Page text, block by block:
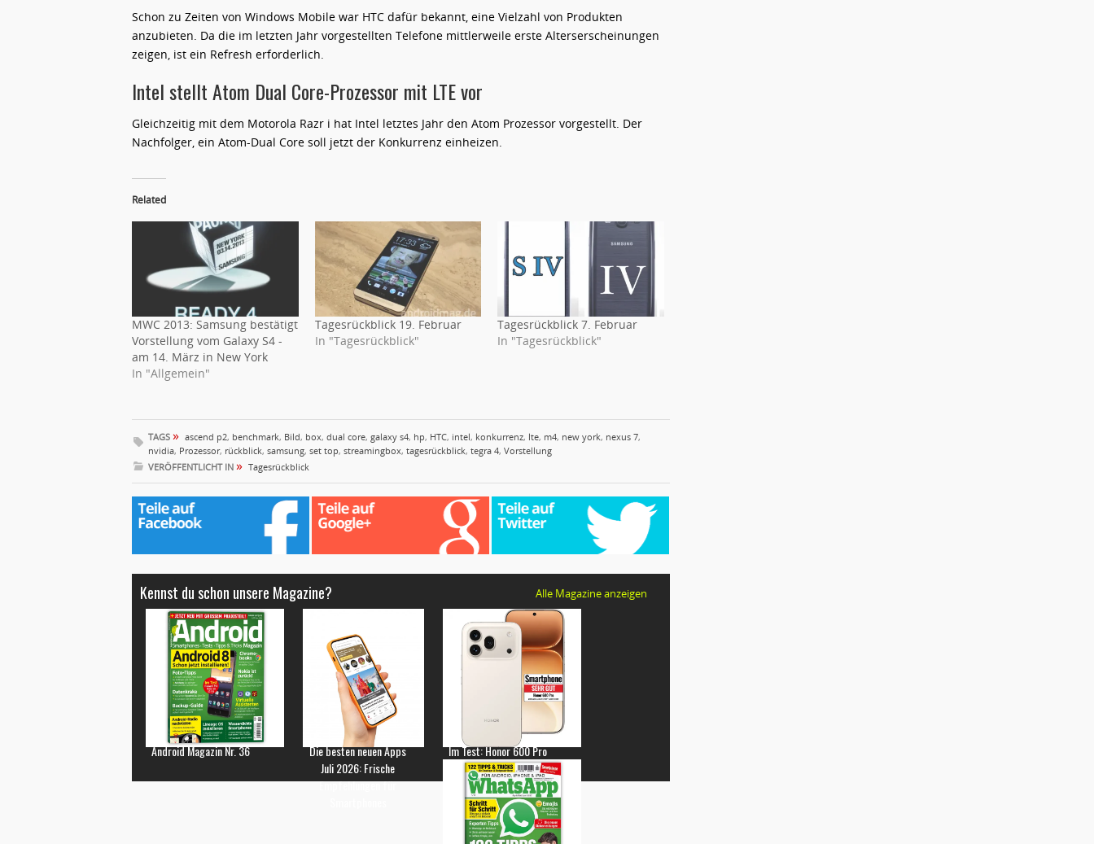
Schon zu Zeiten von Windows Mobile war HTC dafür bekannt, eine Vielzahl von Produkten
anzubieten. Da die im letzten Jahr vorgestellten Telefone mittlerweile erste Alterserscheinungen
zeigen, ist ein Refresh erforderlich.
Intel stellt Atom Dual Core-Prozessor mit LTE vor
Gleichzeitig mit dem Motorola Razr i hat Intel letztes Jahr den Atom Prozessor vorgestellt. Der
Nachfolger, ein Atom-Dual Core soll jetzt der Konkurrenz einheizen.
Related
MWC 2013: Samsung bestätigt
Vorstellung vom Galaxy S4 -
am 14. März in New York
In "Allgemein"
Tagesrückblick 19. Februar
In "Tagesrückblick"
Tagesrückblick 7. Februar
In "Tagesrückblick"
TAGS » ascend p2, benchmark, Bild, box, dual core, galaxy s4, hp, HTC, intel, konkurrenz, lte, m4, new york, nexus 7,
nvidia, Prozessor, rückblick, samsung, set top, streamingbox, tagesrückblick, tegra 4, Vorstellung
VERÖFFENTLICHT IN » Tagesrückblick
Kennst du schon unsere Magazine? Alle Magazine anzeigen
Android Magazin Nr. 36
Die besten neuen Apps
Juli 2026: Frische
Empfehlungen für
Im Test: Honor 600 Pro